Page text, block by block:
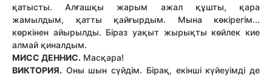
қатысты. Алғашқы жарым ажал құшты, қара
жамылдым, қатты қайғырдым. Мына көкірегім...
көркінен айырылды. Біраз уақыт жырықты көйлек кие
алмай қиналдым.
МИСС ДЕННИС. Масқара!
ВИКТОРИЯ. Оны шын сүйдім. Бірақ, екінші күйеуімді де